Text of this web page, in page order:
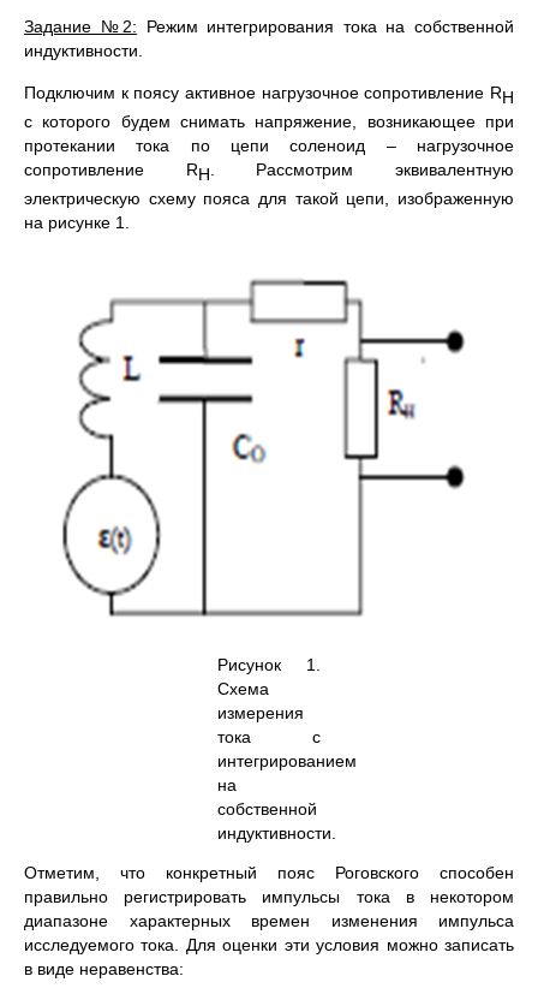
Задание №2: Режим интегрирования тока на собственной
индуктивности.
Подключим к поясу активное нагрузочное сопротивление RH
c которого будем снимать напряжение, возникающее при
протекании тока по цепи соленоид – нагрузочное
сопротивление RH . Рассмотрим эквивалентную
электрическую схему пояса для такой цепи, изображенную
на рисунке 1.
Рисунок 1.
Схема
измерения
тока с
интегрированием
на
собственной
индуктивности.
Отметим, что конкретный пояс Роговского способен
правильно регистрировать импульсы тока в некотором
диапазоне характерных времен изменения импульса
исследуемого тока. Для оценки эти условия можно записать
в виде неравенства: